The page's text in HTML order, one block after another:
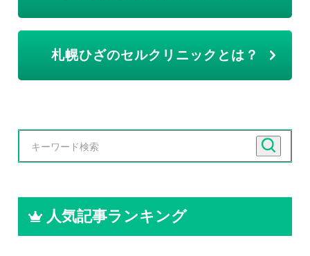
札幌ひざのセルクリニックとは？
人気記事ランキング